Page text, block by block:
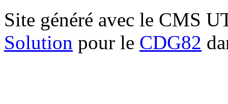
Site généré avec le CMS
Solution pour le CDG82